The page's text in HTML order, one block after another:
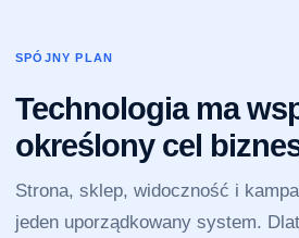
SPÓJNY PLAN
Technologia ma
określony cel
Strona, sklep, widoczność i
jeden uporządkowany system.